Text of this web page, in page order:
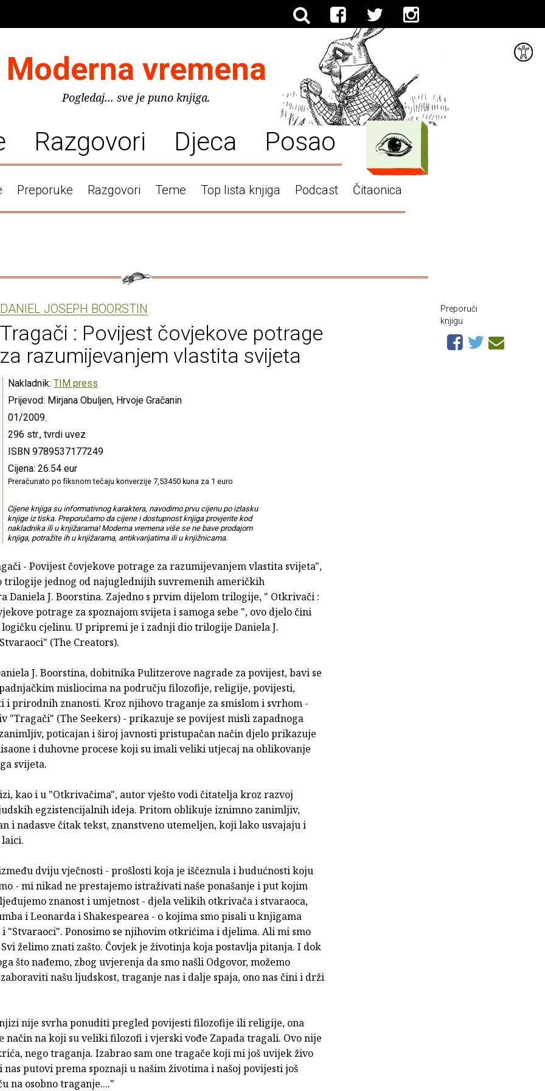
Moderna vremena
Pogledaj... sve je puno knjiga.
Razgovori Djeca Posao
Preporuke Razgovori Teme Top lista knjiga Podcast Čitaonica
DANIEL JOSEPH BOORSTIN
Tragači : Povijest čovjekove potrage
za razumijevanjem vlastita svijeta
Nakladnik: TIM press
Prijevod: Mirjana Obuljen, Hrvoje Gračanin
01/2009.
296 str., tvrdi uvez
ISBN 9789537177249
Cijena: 26.54 eur
Preračunato po fiksnom tečaju konverzije 7,53450 kuna za 1 euro
Cijene knjiga su informativnog karaktera, navodimo prvu cijenu po izlasku
knjige iz tiska. Preporučamo da cijene i dostupnost knjiga provjerite kod
nakladnika ili u knjižarama! Moderna vremena više se ne bave prodajom
knjiga, potražite ih u knjižarama, antikvarijatima ili u knjižnicama.
- Povijest čovjekove potrage za razumijevanjem vlastita svijeta",
trilogije jednog od najuglednijih suvremenih američkih
Daniela J. Boorstina. Zajedno s prvim dijelom trilogije, " Otkrivači :
potrage za spoznajom svijeta i samoga sebe ", ovo djelo čini
cjelinu. U pripremi je i zadnji dio trilogije Daniela J.
(The Creators).
J. Boorstina, dobitnika Pulitzerove nagrade za povijest, bavi se
misliocima na području filozofije, religije, povijesti,
i prirodnih znanosti. Kroz njihovo traganje za smislom i svrhom -
"Tragači" (The Seekers) - prikazuje se povijest misli zapadnoga
poticajan i široj javnosti pristupačan način djelo prikazuje
i duhovne procese koji su imali veliki utjecaj na oblikovanje
svijeta.
kao i u "Otkrivačima", autor vješto vodi čitatelja kroz razvoj
egzistencijalnih ideja. Pritom oblikuje iznimno zanimljiv,
i nadasve čitak tekst, znanstveno utemeljen, koji lako usvajaju i
dviju vječnosti - prošlosti koja je iščeznula i budućnosti koju
- mi nikad ne prestajemo istraživati naše ponašanje i put kojim
znanost i umjetnost - djela velikih otkrivača i stvaraoca,
i Leonarda i Shakespearea - o kojima smo pisali u knjigama
"Stvaraoci". Ponosimo se njihovim otkrićima i djelima. Ali mi smo
želimo znati zašto. Čovjek je životinja koja postavlja pitanja. I dok
što nađemo, zbog uvjerenja da smo našli Odgovor, možemo
našu ljudskost, traganje nas i dalje spaja, ono nas čini i drži
nije svrha ponuditi pregled povijesti filozofije ili religije, ona
način na koji su veliki filozofi i vjerski vođe Zapada tragali. Ovo nije
nego traganja. Izabrao sam one tragače koji mi još uvijek živo
putovi prema spoznaji u našim životima i našoj povijesti još
na osobno traganje...."
Preporuči
knjigu